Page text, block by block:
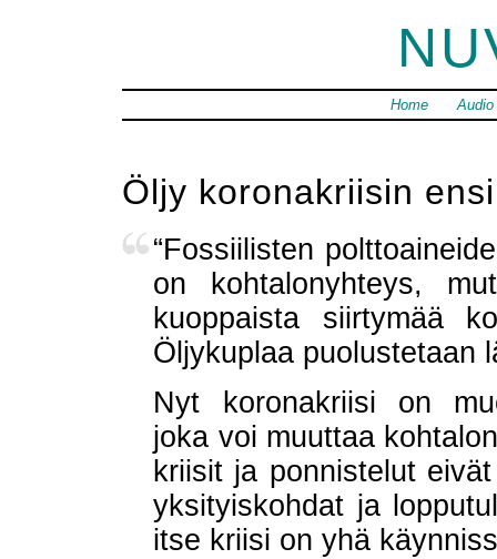
Home Audio
Öljy koronakriisin
“Fossiilisten
on kohtalonyhteys,
kuoppaista siirtymää
Öljykuplaa puolustetaan
Nyt koronakriisi on
joka voi muuttaa
kriisit ja ponnistelut
yksityiskohdat ja
itse kriisi on yhä